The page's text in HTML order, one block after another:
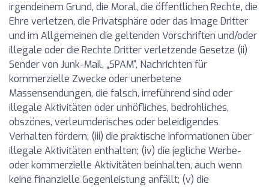
irgendeinem Grund, die Moral, die öffentlichen Rechte, die
Ehre verletzen, die Privatsphäre oder das Image Dritter
und im Allgemeinen die geltenden Vorschriften und/oder
illegale oder die Rechte Dritter verletzende Gesetze (ii)
Sender von Junk-Mail, „SPAM“, Nachrichten für
kommerzielle Zwecke oder unerbetene
Massensendungen, die falsch, irreführend sind oder
illegale Aktivitäten oder unhöfliches, bedrohliches,
obszönes, verleumderisches oder beleidigendes
Verhalten fördern; (iii) die praktische Informationen über
illegale Aktivitäten enthalten; (iv) die jegliche Werbe-
oder kommerzielle Aktivitäten beinhalten, auch wenn
keine finanzielle Gegenleistung anfällt; (v) die